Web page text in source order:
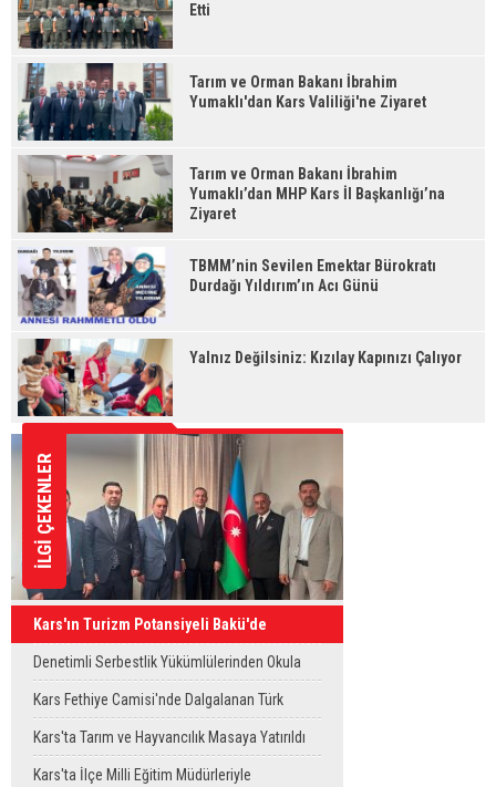
Etti
Tarım ve Orman Bakanı İbrahim
Yumaklı'dan Kars Valiliği'ne Ziyaret
Tarım ve Orman Bakanı İbrahim
Yumaklı’dan MHP Kars İl Başkanlığı’na
Ziyaret
TBMM’nin Sevilen Emektar Bürokratı
Durdağı Yıldırım’ın Acı Günü
Yalnız Değilsiniz: Kızılay Kapınızı Çalıyor
İLGİ ÇEKENLER
Kars'ın Turizm Potansiyeli Bakü'de
Tanıtıldı
Denetimli Serbestlik Yükümlülerinden Okula
Temizlik Desteği
Kars Fethiye Camisi'nde Dalgalanan Türk
Bayrağı Görenlerin Beğenisini Topladı
Kars'ta Tarım ve Hayvancılık Masaya Yatırıldı
Kars'ta İlçe Milli Eğitim Müdürleriyle